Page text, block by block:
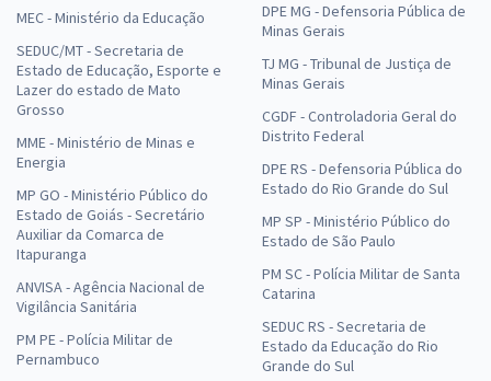
MEC - Ministério da Educação
SEDUC/MT - Secretaria de
Estado de Educação, Esporte e
Lazer do estado de Mato
Grosso
MME - Ministério de Minas e
Energia
MP GO - Ministério Público do
Estado de Goiás - Secretário
Auxiliar da Comarca de
Itapuranga
ANVISA - Agência Nacional de
Vigilância Sanitária
PM PE - Polícia Militar de
Pernambuco
DPE MG - Defensoria Pública de
Minas Gerais
TJ MG - Tribunal de Justiça de
Minas Gerais
CGDF - Controladoria Geral do
Distrito Federal
DPE RS - Defensoria Pública do
Estado do Rio Grande do Sul
MP SP - Ministério Público do
Estado de São Paulo
PM SC - Polícia Militar de Santa
Catarina
SEDUC RS - Secretaria de
Estado da Educação do Rio
Grande do Sul